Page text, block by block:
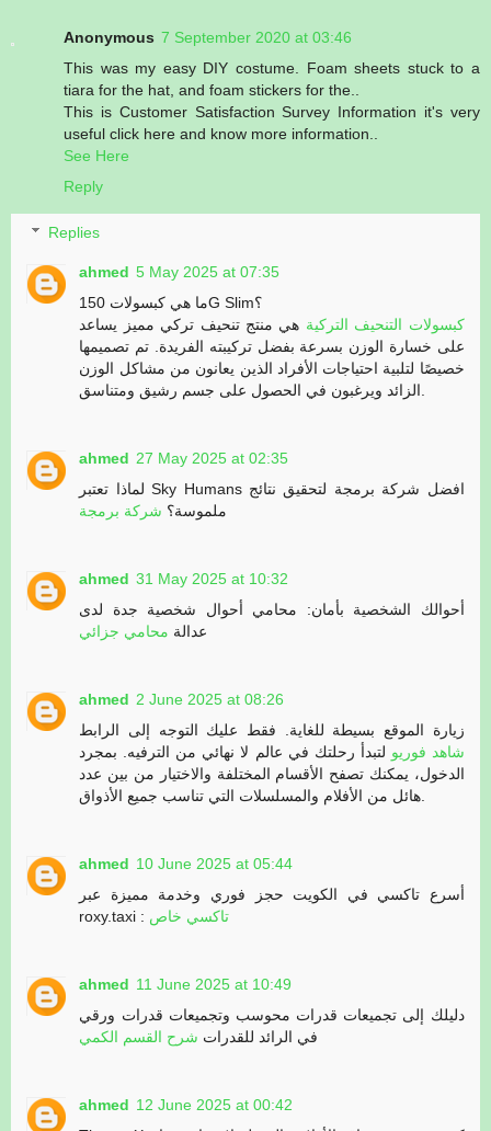
Anonymous 7 September 2020 at 03:46
This was my easy DIY costume. Foam sheets stuck to a
tiara for the hat, and foam stickers for the..
This is Customer Satisfaction Survey Information it's very
useful click here and know more information..
See Here
Reply
Replies
ahmed 5 May 2025 at 07:35
ما هي كبسولات 150G Slim؟
كبسولات التنحيف التركية هي منتج تنحيف تركي مميز يساعد
على خسارة الوزن بسرعة بفضل تركيبته الفريدة. تم تصميمها
خصيصًا لتلبية احتياجات الأفراد الذين يعانون من مشاكل الوزن
ahmed 27 May 2025 at 02:35
لماذا تعتبر Sky Humans افضل شركة برمجة لتحقيق نتائج
ملموسة؟ شركة برمجة
ahmed 31 May 2025 at 10:32
أحوالك الشخصية بأمان: محامي أحوال شخصية جدة لدى
عدالة محامي جزائي
ahmed 2 June 2025 at 08:26
زيارة الموقع بسيطة للغاية. فقط عليك التوجه إلى الرابط
شاهد فوريو لتبدأ رحلتك في عالم لا نهائي من الترفيه. بمجرد
الدخول، يمكنك تصفح الأقسام المختلفة والاختيار من بين عدد
ahmed 10 June 2025 at 05:44
أسرع تاكسي في الكويت حجز فوري وخدمة مميزة عبر
roxy.taxi : تاكسي خاص
ahmed 11 June 2025 at 10:49
دليلك إلى تجميعات قدرات محوسب وتجميعات قدرات ورقي
في الرائد للقدرات شرح القسم الكمي
ahmed 12 June 2025 at 00:42